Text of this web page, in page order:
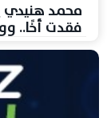
محمد هنيدي
فقدت أخًا..